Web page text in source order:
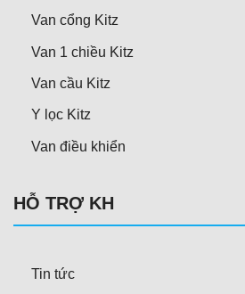
Van cổng Kitz
Van 1 chiều Kitz
Van cầu Kitz
Y lọc Kitz
Van điều khiển
HỖ TRỢ KH
Tin tức